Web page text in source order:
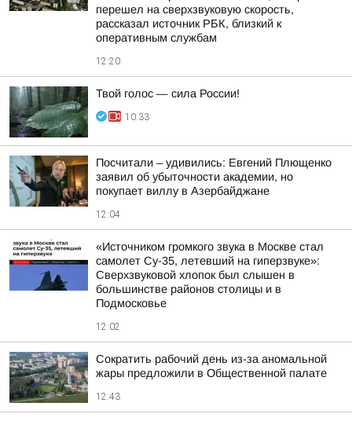
перешел на сверхзвуковую скорость,
рассказал источник РБК, близкий к
оперативным службам
12:20
Твой голос — сила России!
10:33
Посчитали – удивились: Евгений Плющенко
заявил об убыточности академии, но
покупает виллу в Азербайджане
12:04
«Источником громкого звука в Москве стал
самолет Су-35, летевший на гиперзвуке»:
Сверхзвуковой хлопок был слышен в
большинстве районов столицы и в
Подмосковье
12:02
Сократить рабочий день из-за аномальной
жары предложили в Общественной палате
12:43